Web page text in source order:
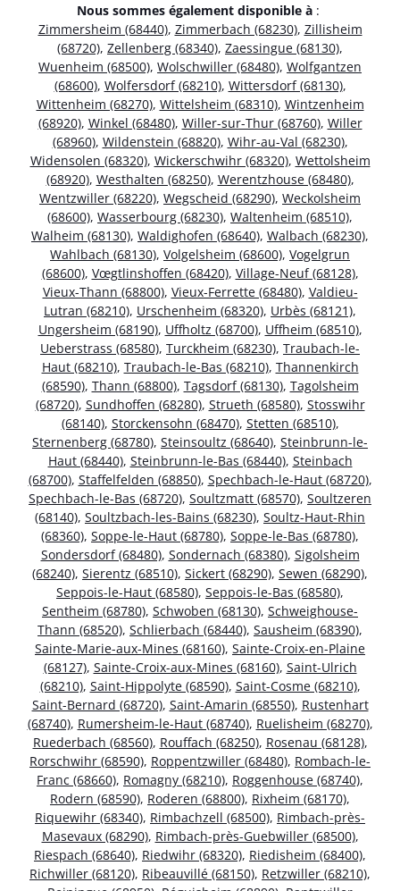
Nous sommes également disponible à :
Zimmersheim (68440), Zimmerbach (68230), Zillisheim
(68720), Zellenberg (68340), Zaessingue (68130),
Wuenheim (68500), Wolschwiller (68480), Wolfgantzen
(68600), Wolfersdorf (68210), Wittersdorf (68130),
Wittenheim (68270), Wittelsheim (68310), Wintzenheim
(68920), Winkel (68480), Willer-sur-Thur (68760), Willer
(68960), Wildenstein (68820), Wihr-au-Val (68230),
Widensolen (68320), Wickerschwihr (68320), Wettolsheim
(68920), Westhalten (68250), Werentzhouse (68480),
Wentzwiller (68220), Wegscheid (68290), Weckolsheim
(68600), Wasserbourg (68230), Waltenheim (68510),
Walheim (68130), Waldighofen (68640), Walbach (68230),
Wahlbach (68130), Volgelsheim (68600), Vogelgrun
(68600), Vœgtlinshoffen (68420), Village-Neuf (68128),
Vieux-Thann (68800), Vieux-Ferrette (68480), Valdieu-
Lutran (68210), Urschenheim (68320), Urbès (68121),
Ungersheim (68190), Uffholtz (68700), Uffheim (68510),
Ueberstrass (68580), Turckheim (68230), Traubach-le-
Haut (68210), Traubach-le-Bas (68210), Thannenkirch
(68590), Thann (68800), Tagsdorf (68130), Tagolsheim
(68720), Sundhoffen (68280), Strueth (68580), Stosswihr
(68140), Storckensohn (68470), Stetten (68510),
Sternenberg (68780), Steinsoultz (68640), Steinbrunn-le-
Haut (68440), Steinbrunn-le-Bas (68440), Steinbach
(68700), Staffelfelden (68850), Spechbach-le-Haut (68720),
Spechbach-le-Bas (68720), Soultzmatt (68570), Soultzeren
(68140), Soultzbach-les-Bains (68230), Soultz-Haut-Rhin
(68360), Soppe-le-Haut (68780), Soppe-le-Bas (68780),
Sondersdorf (68480), Sondernach (68380), Sigolsheim
(68240), Sierentz (68510), Sickert (68290), Sewen (68290),
Seppois-le-Haut (68580), Seppois-le-Bas (68580),
Sentheim (68780), Schwoben (68130), Schweighouse-
Thann (68520), Schlierbach (68440), Sausheim (68390),
Sainte-Marie-aux-Mines (68160), Sainte-Croix-en-Plaine
(68127), Sainte-Croix-aux-Mines (68160), Saint-Ulrich
(68210), Saint-Hippolyte (68590), Saint-Cosme (68210),
Saint-Bernard (68720), Saint-Amarin (68550), Rustenhart
(68740), Rumersheim-le-Haut (68740), Ruelisheim (68270),
Ruederbach (68560), Rouffach (68250), Rosenau (68128),
Rorschwihr (68590), Roppentzwiller (68480), Rombach-le-
Franc (68660), Romagny (68210), Roggenhouse (68740),
Rodern (68590), Roderen (68800), Rixheim (68170),
Riquewihr (68340), Rimbachzell (68500), Rimbach-près-
Masevaux (68290), Rimbach-près-Guebwiller (68500),
Riespach (68640), Riedwihr (68320), Riedisheim (68400),
Richwiller (68120), Ribeauvillé (68150), Retzwiller (68210),